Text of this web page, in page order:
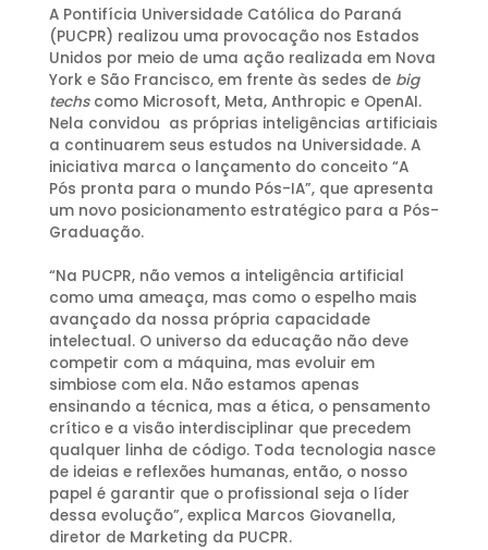
A Pontifícia Universidade Católica do Paraná
(PUCPR) realizou uma provocação nos Estados
Unidos por meio de uma ação realizada em Nova
York e São Francisco, em frente às sedes de big
techscomo Microsoft, Meta, Anthropic e OpenAI.
Nela convidou as próprias inteligências artificiais
a continuarem seus estudos na Universidade. A
iniciativa marca o lançamento do conceito “A
Pós pronta para o mundo Pós-IA”, que apresenta
um novo posicionamento estratégico para a Pós-
Graduação.
“Na PUCPR, não vemos a inteligência artificial
como uma ameaça, mas como o espelho mais
avançado da nossa própria capacidade
intelectual. O universo da educação não deve
competir com a máquina, mas evoluir em
simbiose com ela. Não estamos apenas
ensinando a técnica, mas a ética, o pensamento
crítico e a visão interdisciplinar que precedem
qualquer linha de código. Toda tecnologia nasce
de ideias e reflexões humanas, então, o nosso
papel é garantir que o profissional seja o líder
dessa evolução”, explica Marcos Giovanella,
diretor de Marketing da PUCPR.